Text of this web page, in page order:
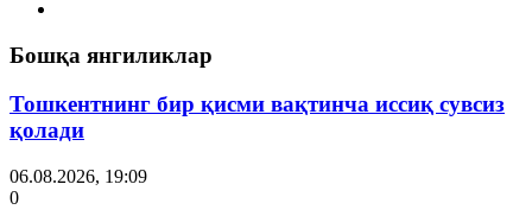
Бошқа янгиликлар
Тошкентнинг бир қисми вақтинча иссиқ сувсиз
қолади
06.08.2026, 19:09
0